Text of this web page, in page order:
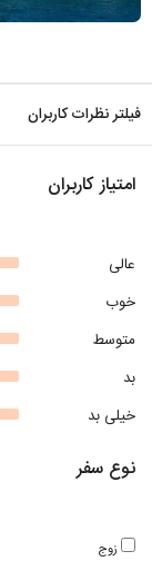
فیلتر نظرات کاربران
امتیاز کاربران
عالی
خوب
متوسط
بد
خیلی بد
نوع سفر
زوج